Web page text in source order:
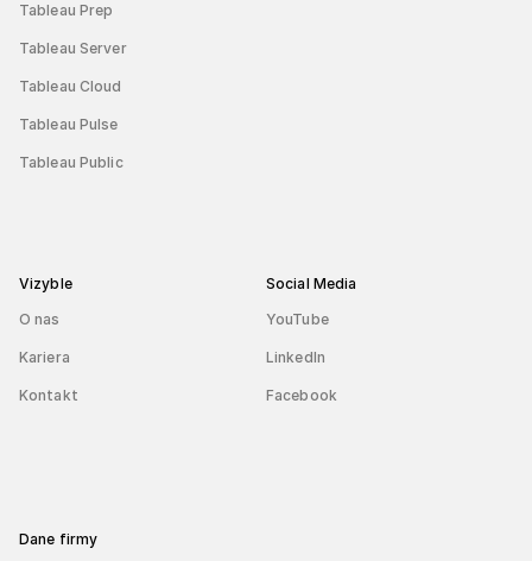
Tableau Prep
Tableau Server
Tableau Cloud
Tableau Pulse
Tableau Public
Vizyble
O nas
Kariera
Kontakt
Social Media
YouTube
LinkedIn
Facebook
Dane firmy